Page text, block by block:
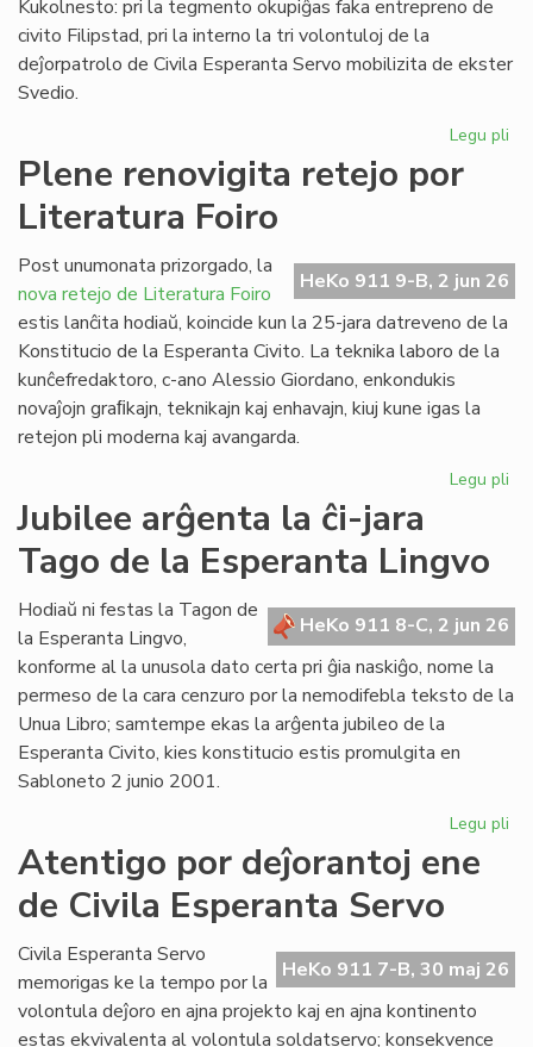
Kukolnesto: pri la tegmento okupiĝas faka entrepreno de
civito Filipstad, pri la interno la tri volontuloj de la
deĵorpatrolo de Civila Esperanta Servo mobilizita de ekster
Svedio.
Legu pli
la
Plene renovigita retejo por
Literatura Foiro
HeKo 911 9-B, 2 jun 26
Post unumonata prizorgado, la
nova retejo de Literatura Foiro
estis lanĉita hodiaŭ, koincide kun la 25-jara datreveno de la
Konstitucio de la Esperanta Civito. La teknika laboro de la
kunĉefredaktoro, c-ano Alessio Giordano, enkondukis
novaĵojn graﬁkajn, teknikajn kaj enhavajn, kiuj kune igas la
retejon pli moderna kaj avangarda.
Legu pli
Jubilee arĝenta la ĉi-jara
Tago de la Esperanta Lingvo
HeKo 911 8-C, 2 jun 26
Hodiaŭ ni festas la Tagon de
la Esperanta Lingvo,
konforme al la unusola dato certa pri ĝia naskiĝo, nome la
permeso de la cara cenzuro por la nemodifebla teksto de la
Unua Libro; samtempe ekas la arĝenta jubileo de la
Esperanta Civito, kies konstitucio estis promulgita en
Sabloneto 2 junio 2001.
Legu pli
Atentigo por deĵorantoj ene
de Civila Esperanta Servo
HeKo 911 7-B, 30 maj 26
Civila Esperanta Servo
memorigas ke la tempo por la
volontula deĵoro en ajna projekto kaj en ajna kontinento
estas ekvivalenta al volontula soldatservo; konsekvence